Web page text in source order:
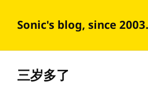
Sonic's blog, since
三岁多了